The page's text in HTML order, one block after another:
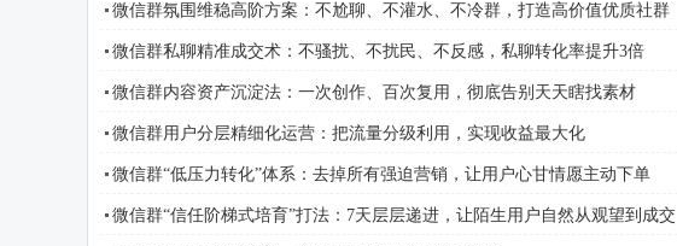
微信群氛围维稳高阶方案：不尬聊、不灌水、不冷群，打造高价值优质社群
微信群私聊精准成交术：不骚扰、不扰民、不反感，私聊转化率提升3倍
微信群内容资产沉淀法：一次创作、百次复用，彻底告别天天瞎找素材
微信群用户分层精细化运营：把流量分级利用，实现收益最大化
微信群“低压力转化”体系：去掉所有强迫营销，让用户心甘情愿主动下单
微信群“信任阶梯式培育”打法：7天层层递进，让陌生用户自然从观望到成交